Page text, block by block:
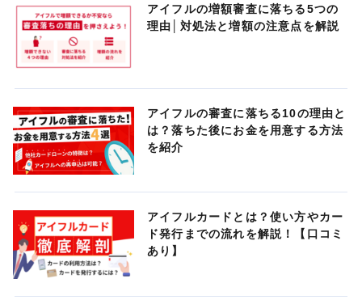
アイフルの増額審査に落ちる5つの
理由│対処法と増額の注意点を解説
アイフルの審査に落ちる10の理由と
は？落ちた後にお金を用意する方法
を紹介
アイフルカードとは？使い方やカー
ド発行までの流れを解説！【口コミ
あり】